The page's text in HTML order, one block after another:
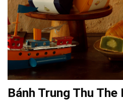
Bánh Trung Thu